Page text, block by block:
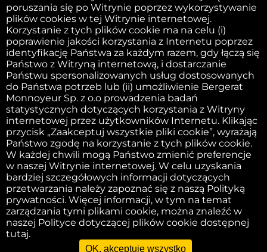
SPRZEDAJ SWOJĄ MASZYNĘ
FIRMA
Obowiązek informacyjny
Wydawca witryny internetowej
Polityka dotycząca plików cookie
Zasady i warunki
poruszania się po Witrynie poprzez wykorzystywanie
plików cookies w tej Witrynie internetowej.
Korzystanie z tych plików cookie ma na celu (i)
poprawienie jakości korzystania z Internetu poprzez
identyfikację Państwa za każdym razem, gdy łączą się
Państwo z Witryną internetową, i dostarczanie
Państwu spersonalizowanych usług dostosowanych
do Państwa potrzeb lub (ii) umożliwienie Bergerat
Monnoyeur Sp. z o.o prowadzenia badań
statystycznych dotyczących korzystania z Witryny
internetowej przez użytkowników Internetu. Klikając
przycisk „Zaakceptuj wszystkie pliki cookie”, wyrażają
Państwo zgodę na korzystanie z tych plików cookie.
W każdej chwili mogą Państwo zmienić preferencje
w naszej Witrynie internetowej. W celu uzyskania
bardziej szczegółowych informacji dotyczących
przetwarzania należy zapoznać się z naszą Polityką
prywatności. Więcej informacji, w tym na temat
zarządzania tymi plikami cookie, można znaleźć w
naszej Polityce dotyczącej plików cookie dostępnej
tutaj.
OK, akceptuję wszystko